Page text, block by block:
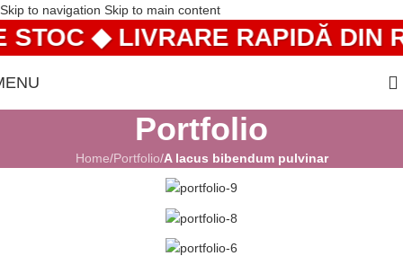
Skip to navigation Skip to main content
◆ LIVRARE RAPIDĂ DIN
Portfolio
Home/Portfolio/A lacus bibendum pulvinar